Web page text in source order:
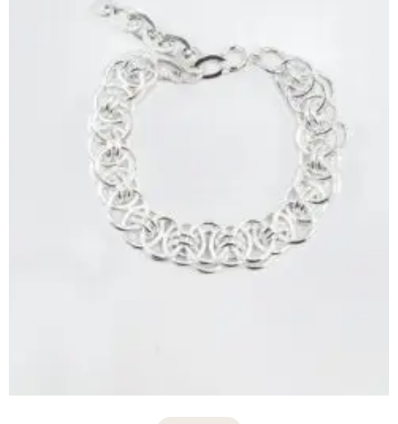
Collier ROSARIO
Collection Rosario – Plaqué argent…
–159,00